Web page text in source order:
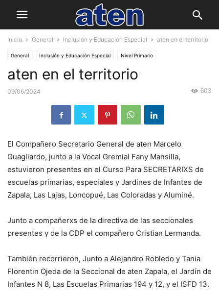
Inicio General Inclusión y Educación Especial aten en el territorio
General Inclusión y Educación Especial Nivel Primario
aten en el territorio
09/06/2024 603
El Compañero Secretario General de aten Marcelo
Guagliardo, junto a la Vocal Gremial Fany Mansilla,
estuvieron presentes en el Curso Para SECRETARIXS de
escuelas primarias, especiales y Jardines de Infantes de
Zapala, Las Lajas, Loncopué, Las Coloradas y Aluminé.
Junto a compañerxs de la directiva de las seccionales
presentes y de la CDP el compañero Cristian Lermanda.
También recorrieron, Junto a Alejandro Robledo y Tania
Florentin Ojeda de la Seccional de aten Zapala, el Jardín de
Infantes N 8, Las Escuelas Primarias 194 y 12, y el ISFD 13.